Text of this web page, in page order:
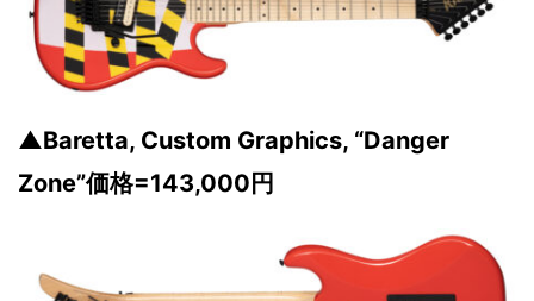
▲Baretta, Custom Graphics, “Danger
Zone”価格=143,000円